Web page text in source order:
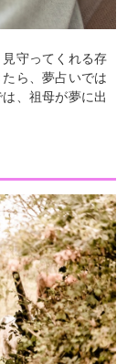
守ってくれる存
ら、夢占いでは
、祖母が夢に出